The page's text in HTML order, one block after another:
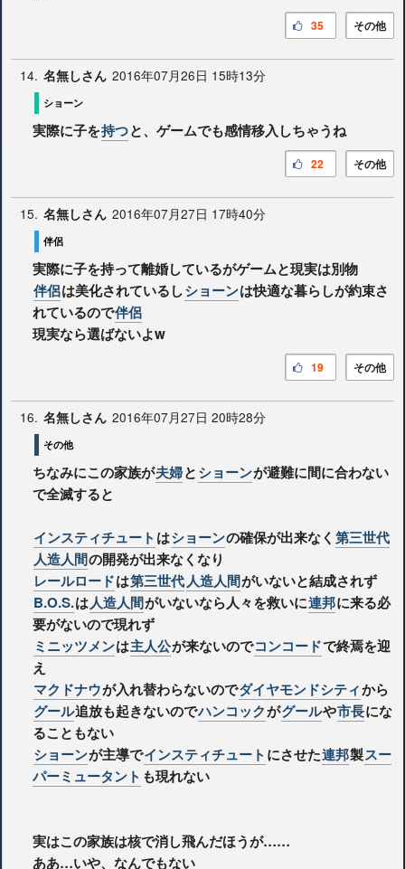
その他
35
14. 名無しさん 2016年07月26日 15時13分
ショーン
実際に子を持つと、ゲームでも感情移入しちゃうね
その他
22
15. 名無しさん 2016年07月27日 17時40分
伴侶
実際に子を持って離婚しているがゲームと現実は別物
伴侶は美化されているしショーンは快適な暮らしが約束さ
れているので伴侶
現実なら選ばないよw
その他
19
16. 名無しさん 2016年07月27日 20時28分
その他
ちなみにこの家族が夫婦とショーンが避難に間に合わない
で全滅すると
インスティチュート はショーンの確保が出来なく 第三世代
人造人間の開発が出来なくなり
レールロードは第三世代人造人間がいないと結成されず
B.O.S.は人造人間がいないなら人々を救いに連邦に来る必
要がないので現れず
ミニッツメンは主人公が来ないのでコンコードで終焉を迎
え
マクドナウが入れ替わらないのでダイヤモンドシティから
グール追放も起きないのでハンコックがグールや市長にな
ることもない
ショーンが主導でインスティチュート にさせた連邦製スー
パーミュータント も現れない
実はこの家族は核で消し飛んだほうが……
ああ…いや、なんでもない